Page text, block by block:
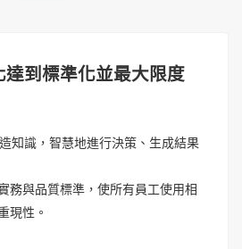
到標準化並最大限度
知識，智慧地進行決策、生成結果
務與品質標準，使所有員工使用相
現性。